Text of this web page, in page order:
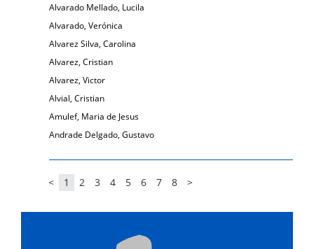
Alvarado Mellado, Lucila
Alvarado, Verónica
Alvarez Silva, Carolina
Alvarez, Cristian
Alvarez, Victor
Alvial, Cristian
Amulef, Maria de Jesus
Andrade Delgado, Gustavo
< 1 2 3 4 5 6 7 8 >